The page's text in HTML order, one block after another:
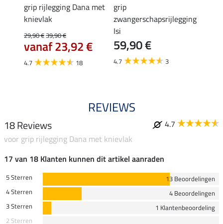
grip rijlegging Dana met
knievlak
29,90 €39,90 €
vanaf 23,92 €
4.7 18
grip
zwangerschapsrijlegging
Isi
59,90 €
4.7 3
REVIEWS
18 Reviews
4.7
voor grip rijlegging Dana met knievlak
17 van 18 Klanten kunnen dit artikel aanraden
5 Sterren
13 Beoordelingen
4 Sterren
4 Beoordelingen
3 Sterren
1 Klantenbeoordeling
2 Sterren